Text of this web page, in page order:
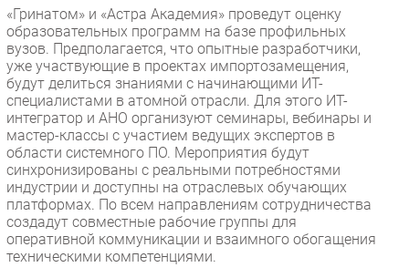
Тестовый стенд
Каталог компаний
«Гринатом» и «Астра Академия» проведут оценку
образовательных программ на базе профильных
вузов. Предполагается, что опытные разработчики,
уже участвующие в проектах импортозамещения,
будут делиться знаниями с начинающими ИТ-
специалистами в атомной отрасли. Для этого ИТ-
интегратор и АНО организуют семинары, вебинары и
мастер-классы с участием ведущих экспертов в
области системного ПО. Мероприятия будут
синхронизированы с реальными потребностями
индустрии и доступны на отраслевых обучающих
платформах. По всем направлениям сотрудничества
создадут совместные рабочие группы для
оперативной коммуникации и взаимного обогащения
техническими компетенциями.